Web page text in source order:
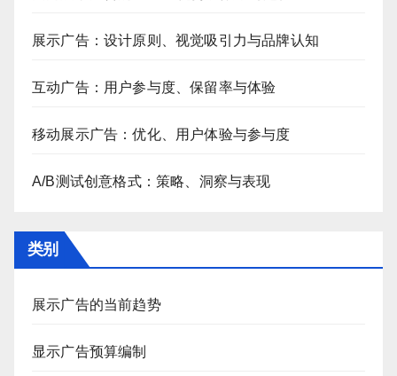
展示广告：设计原则、视觉吸引力与品牌认知
互动广告：用户参与度、保留率与体验
移动展示广告：优化、用户体验与参与度
A/B测试创意格式：策略、洞察与表现
类别
展示广告的当前趋势
显示广告预算编制